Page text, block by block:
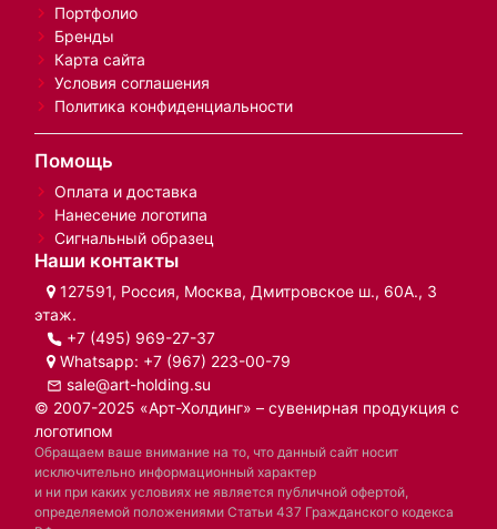
Портфолио
Бренды
Карта сайта
Условия соглашения
Политика конфиденциальности
Помощь
Оплата и доставка
Нанесение логотипа
Сигнальный образец
Наши контакты
127591, Россия, Москва, Дмитровское ш., 60А., 3
этаж.
+7 (495) 969-27-37
Whatsapp: +7 (967) 223-00-79
sale@art-holding.su
© 2007-2025 «Арт-Холдинг» – сувенирная продукция с
логотипом
Обращаем ваше внимание на то, что данный сайт носит
исключительно информационный характер
и ни при каких условиях не является публичной офертой,
определяемой положениями Статьи 437 Гражданского кодекса